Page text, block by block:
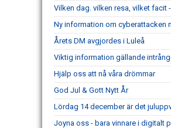
Vilken dag. vilken resa, vilket facit
Ny information om cyberattacken
Årets DM avgjordes i Luleå
Viktig information gällande
Hjälp oss att nå våra drömmar
God Jul & Gott Nytt År
Lördag 14 december är det
Joyna oss - bara vinnare i digitalt